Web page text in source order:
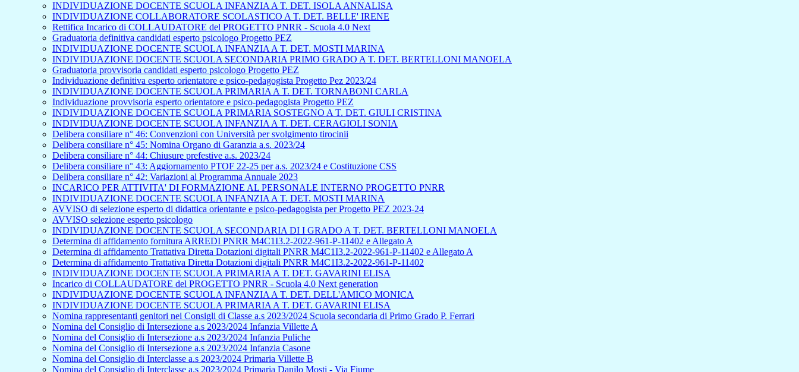
INDIVIDUAZIONE DOCENTE SCUOLA INFANZIA A T. DET. ISOLA ANNALISA
INDIVIDUAZIONE COLLABORATORE SCOLASTICO A T. DET. BELLE' IRENE
Rettifica Incarico di COLLAUDATORE del PROGETTO PNRR - Scuola 4.0 Next
Graduatoria definitiva candidati esperto psicologo Progetto PEZ
INDIVIDUAZIONE DOCENTE SCUOLA INFANZIA A T. DET. MOSTI MARINA
INDIVIDUAZIONE DOCENTE SCUOLA SECONDARIA PRIMO GRADO A T. DET. BERTELLONI MANOELA
Graduatoria provvisoria candidati esperto psicologo Progetto PEZ
Individuazione definitiva esperto orientatore e psico-pedagogista Progetto Pez 2023/24
INDIVIDUAZIONE DOCENTE SCUOLA PRIMARIA A T. DET. TORNABONI CARLA
Individuazione provvisoria esperto orientatore e psico-pedagogista Progetto PEZ
INDIVIDUAZIONE DOCENTE SCUOLA PRIMARIA SOSTEGNO A T. DET. GIULI CRISTINA
INDIVIDUAZIONE DOCENTE SCUOLA INFANZIA A T. DET. CERAGIOLI SONIA
Delibera consiliare n° 46: Convenzioni con Università per svolgimento tirocinii
Delibera consiliare n° 45: Nomina Organo di Garanzia a.s. 2023/24
Delibera consiliare n° 44: Chiusure prefestive a.s. 2023/24
Delibera consiliare n° 43: Aggiornamento PTOF 22-25 per a.s. 2023/24 e Costituzione CSS
Delibera consiliare n° 42: Variazioni al Programma Annuale 2023
INCARICO PER ATTIVITA' DI FORMAZIONE AL PERSONALE INTERNO PROGETTO PNRR
INDIVIDUAZIONE DOCENTE SCUOLA INFANZIA A T. DET. MOSTI MARINA
AVVISO di selezione esperto di didattica orientante e psico-pedagogista per Progetto PEZ 2023-24
AVVISO selezione esperto psicologo
INDIVIDUAZIONE DOCENTE SCUOLA SECONDARIA DI I GRADO A T. DET. BERTELLONI MANOELA
Determina di affidamento fornitura ARREDI PNRR M4C1I3.2-2022-961-P-11402 e Allegato A
Determina di affidamento Trattativa Diretta Dotazioni digitali PNRR M4C1I3.2-2022-961-P-11402 e Allegato A
Determina di affidamento Trattativa Diretta Dotazioni digitali PNRR M4C1I3.2-2022-961-P-11402
INDIVIDUAZIONE DOCENTE SCUOLA PRIMARIA A T. DET. GAVARINI ELISA
Incarico di COLLAUDATORE del PROGETTO PNRR - Scuola 4.0 Next generation
INDIVIDUAZIONE DOCENTE SCUOLA INFANZIA A T. DET. DELL'AMICO MONICA
INDIVIDUAZIONE DOCENTE SCUOLA PRIMARIA A T. DET. GAVARINI ELISA
Nomina rappresentanti genitori nei Consigli di Classe a.s 2023/2024 Scuola secondaria di Primo Grado P. Ferrari
Nomina del Consiglio di Intersezione a.s 2023/2024 Infanzia Villette A
Nomina del Consiglio di Intersezione a.s 2023/2024 Infanzia Puliche
Nomina del Consiglio di Intersezione a.s 2023/2024 Infanzia Casone
Nomina del Consiglio di Interclasse a.s 2023/2024 Primaria Villette B
Nomina del Consiglio di Interclasse a.s 2023/2024 Primaria Danilo Mosti - Via Fiume